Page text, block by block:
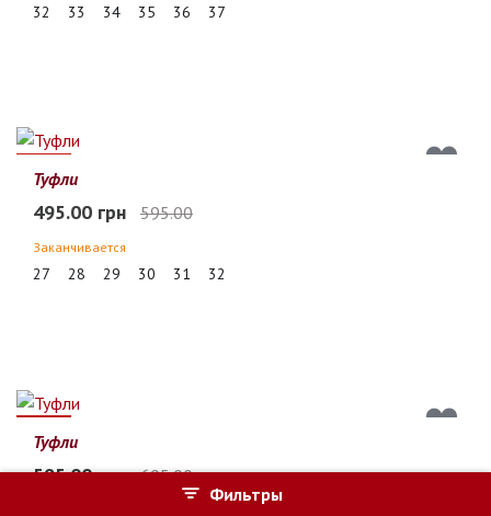
Фильтры
32 33 34 35 36 37
17%
Туфли
495.00 грн 595.00
Заканчивается
27 28 29 30 31 32
14%
Туфли
595.00 грн 695.00